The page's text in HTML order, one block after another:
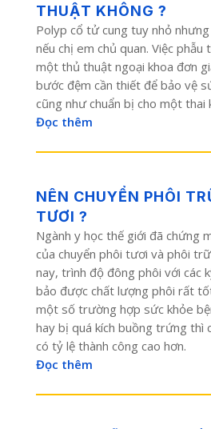
THUẬT KHÔNG ?
Polyp cổ tử cung tuy nhỏ
nếu chị em chủ quan. Việc
một thủ thuật ngoại khoa đơn
bước đệm cần thiết để bảo vệ
cũng như chuẩn bị cho một thai
Đọc thêm
NÊN CHUYỂN PHÔI
TƯƠI ?
Ngành y học thế giới đã chứng
của chuyển phôi tươi và phôi
nay, trình độ đông phôi với các
bảo được chất lượng phôi rất
một số trường hợp sức khỏe
hay bị quá kích buồng trứng thì
có tỷ lệ thành công cao hơn.
Đọc thêm